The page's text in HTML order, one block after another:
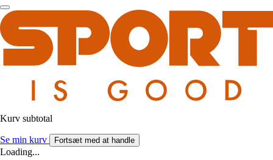
Kurv subtotal
Se min kurv Fortsæt med at handle
Loading...